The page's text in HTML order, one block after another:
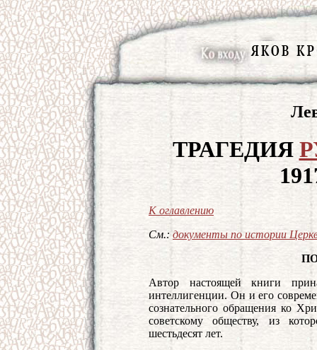
ТРАГЕДИЯ
К оглавлению
См.:документы по истории
Автор настоящей книги
интеллигенции. Он и его
сознательного обращения ко
советскому обществу, из
шестьдесят лет.